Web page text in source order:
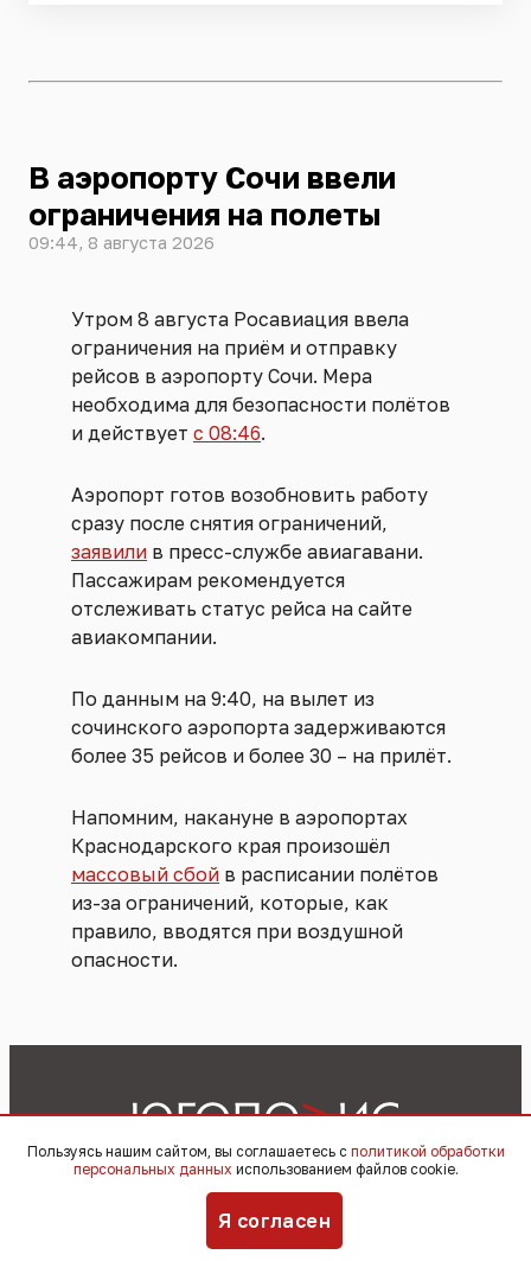
В аэропорту Сочи ввели
ограничения на полеты
09:44, 8 августа 2026
Утром 8 августа Росавиация ввела
ограничения на приём и отправку
рейсов в аэропорту Сочи. Мера
необходима для безопасности полётов
и действует с 08:46.
Аэропорт готов возобновить работу
сразу после снятия ограничений,
заявили в пресс-службе авиагавани.
Пассажирам рекомендуется
отслеживать статус рейса на сайте
авиакомпании.
По данным на 9:40, на вылет из
сочинского аэропорта задерживаются
более 35 рейсов и более 30 – на прилёт.
Напомним, накануне в аэропортах
Краснодарского края произошёл
массовый сбой в расписании полётов
из-за ограничений, которые, как
правило, вводятся при воздушной
опасности.
Материалы
Пользуясь нашим сайтом, вы соглашаетесь с политикой обработки
персональных данных использованием файлов cookie.
Я согласен